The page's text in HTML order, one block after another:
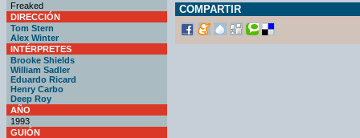
Freaked
DIRECCIÓN
Tom Stern
Alex Winter
INTÉRPRETES
Brooke Shields
William Sadler
Eduardo Ricard
Henry Carbo
Deep Roy
AÑO
1993
GUIÓN
COMPARTIR